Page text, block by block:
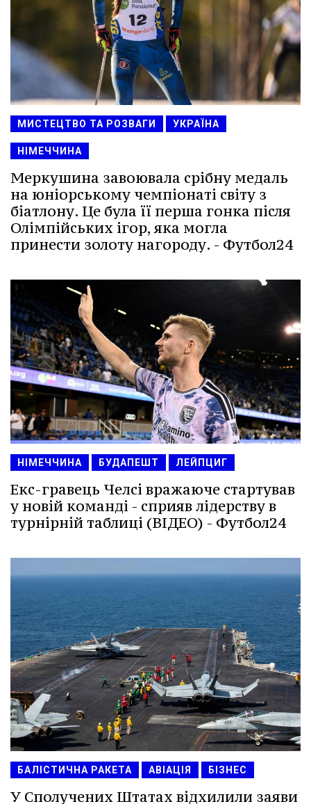
МИСТЕЦТВО ТА РОЗВАГИ УКРАЇНА
НІМЕЧЧИНА
Меркушина завоювала срібну медаль
на юніорському чемпіонаті світу з
біатлону. Це була її перша гонка після
Олімпійських ігор, яка могла
принести золоту нагороду. - Футбол24
НІМЕЧЧИНА БУДАПЕШТ ЛЕЙПЦИГ
Екс-гравець Челсі вражаюче стартував
у новій команді - сприяв лідерству в
турнірній таблиці (ВІДЕО) - Футбол24
БАЛІСТИЧНА РАКЕТА АВІАЦІЯ БІЗНЕС
У Сполучених Штатах відхилили заяви